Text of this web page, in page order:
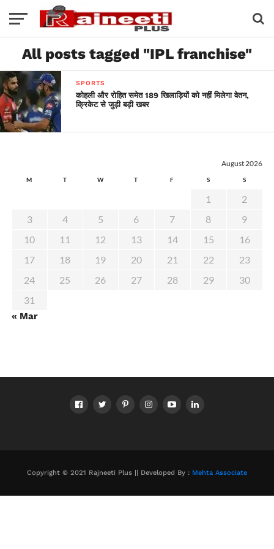
All posts tagged "IPL franchise"
SPORTS
कोहली और रोहित समेत 189 खिलाड़ियों को नहीं मिलेगा वेतन,
क्रिकेट से जुड़ी बड़ी खबर
August 2026
M T W T F S S
1
2
3
4 5 6 7 8
9
10
11 12 13 14 15
16
17
18 19 20 21 22
23
24
25 26 27 28 29
30
31
« Mar
Copyright © 2021 Rajneeti Plus || Developed By : Mehta Associate